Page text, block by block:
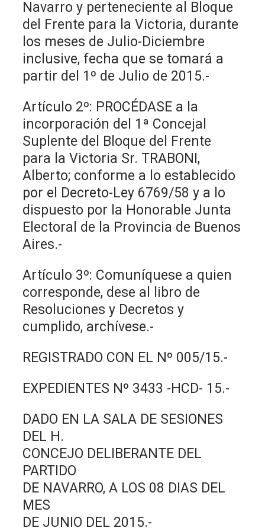
Navarro y perteneciente al Bloque
del Frente para la Victoria, durante
los meses de Julio-Diciembre
inclusive, fecha que se tomará a
partir del 1º de Julio de 2015.-
Artículo 2º: PROCÉDASE a la
incorporación del 1ª Concejal
Suplente del Bloque del Frente
para la Victoria Sr. TRABONI,
Alberto; conforme a lo establecido
por el Decreto-Ley 6769/58 y a lo
dispuesto por la Honorable Junta
Electoral de la Provincia de Buenos
Aires.-
Artículo 3º: Comuníquese a quien
corresponde, dese al libro de
Resoluciones y Decretos y
cumplido, archívese.-
REGISTRADO CON EL Nº 005/15.-
EXPEDIENTES Nº 3433 -HCD- 15.-
DADO EN LA SALA DE SESIONES
DEL H.
CONCEJO DELIBERANTE DEL
PARTIDO
DE NAVARRO, A LOS 08 DIAS DEL
MES
DE JUNIO DEL 2015.-